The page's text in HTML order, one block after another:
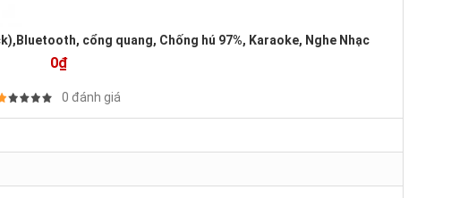
cổng quang, Chống hú 97%, Karaoke, Nghe Nhạc
0₫
0 đánh giá